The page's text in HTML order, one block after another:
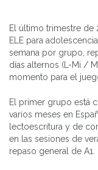
El último trimestre
ELE para
semana por grupo,
días alternos (L-Mi /
momento para el
El primer grupo está
varios meses en
lectoescritura y de
en las sesiones de
repaso general de A1.